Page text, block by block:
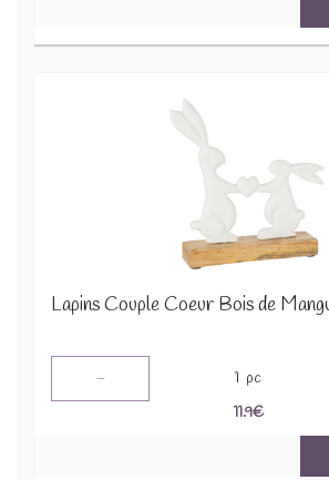
- 1 pc
11.9€